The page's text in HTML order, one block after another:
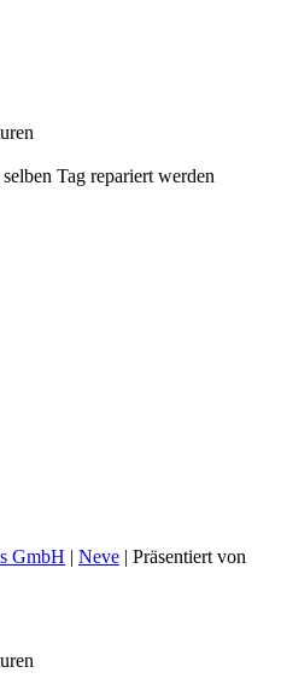
Tag repariert werden
GmbH | Neve | Präsentiert von